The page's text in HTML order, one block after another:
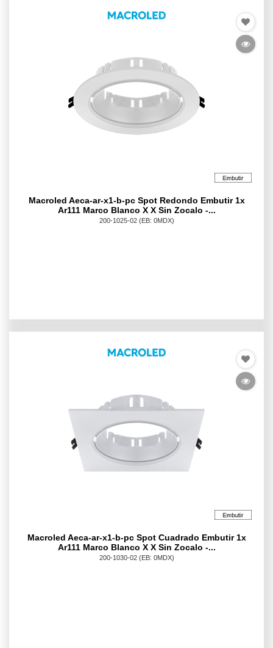
Macroled Aeca-ar-x1-b-pc Spot Redondo Embutir 1x
Ar111 Marco Blanco X X Sin Zocalo -...
200-1025-02(EB: 0MDX)
Macroled Aeca-ar-x1-b-pc Spot Cuadrado Embutir 1x
Ar111 Marco Blanco X X Sin Zocalo -...
200-1030-02(EB: 0MDX)